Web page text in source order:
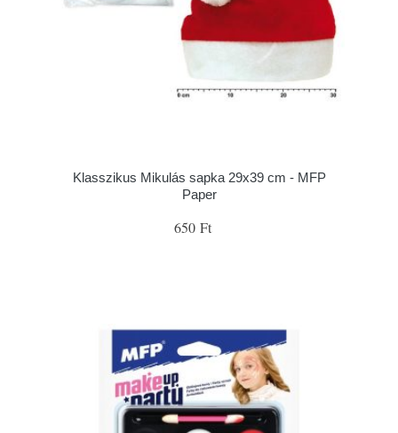
Klasszikus Mikulás sapka 29x39 cm - MFP
Paper
650 Ft